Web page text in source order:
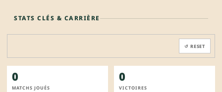
STATS CLÉS & CARRIÈRE
↺ RESET
0
MATCHS JOUÉS
0
VICTOIRES